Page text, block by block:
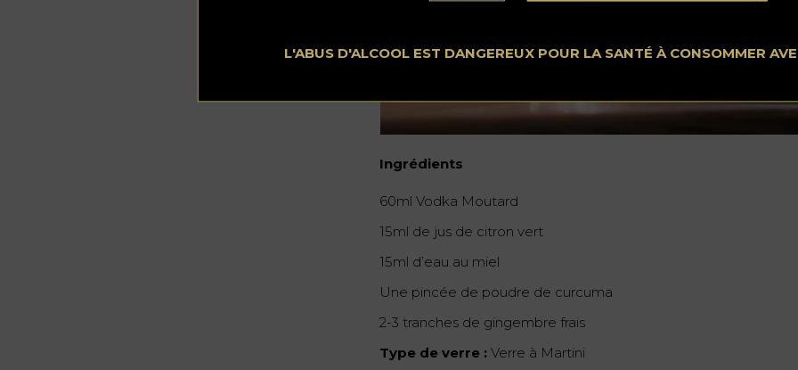
L'ABUS D'ALCOOL EST DANGEREUX POUR LA SANTÉ À CONSOMMER
Ingrédients
60ml Vodka Moutard
15ml de jus de citron vert
15ml d’eau au miel
Une pincée de poudre de curcuma
2-3 tranches de gingembre frais
Type de verre : Verre à Martini